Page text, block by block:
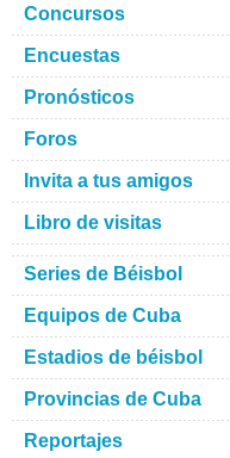
Concursos
Encuestas
Pronósticos
Foros
Invita a tus amigos
Libro de visitas
Series de Béisbol
Equipos de Cuba
Estadios de béisbol
Provincias de Cuba
Reportajes